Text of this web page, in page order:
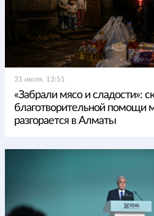
31 июля, 13:51
«Забрали мясо и сладости»:
благотворительной помощи
разгорается в Алматы